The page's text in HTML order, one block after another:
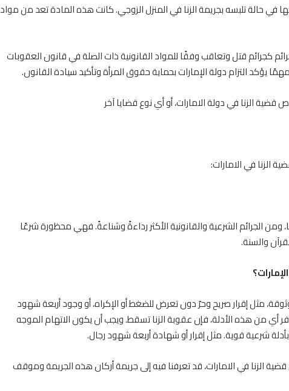
في حالة تلبسه بجريمة الزنا في المنزل الزوجي. كانت هذه المادة تعد من مواد
كجرائم قتل وتعاقب وفقًا للمواد القانونية ذات الصلة في قانون العقوبات
مهمًا يؤكد التزام دولة الإمارات بحماية حقوق المرأة وتأكيد سيادة القانون.
الزنا في دولة الامارات، أو أي نوع قضايا آخر
الزنا في الامارات:
ومن الجرائم الشرعية والقانونية الأكثر رداءةً وشناعةً. فهي محظورة شرعًا
والسنة.
مثل إقرار صريح وحرّ دون تعرض للضغط أو الإكراه، أو وجود أربعة شهود
أي من هذه الأدلة، فإن عقوبة الزنا تسقط. ويجب أن يكون الاتهام الموجه
شرعية قوية. مثل إقرار أو شهادة أربعة شهود رجال.
الزنا في الامارات، قد تعرفنا فيه إلى جريمة أركان هذه الجريمة وموقف